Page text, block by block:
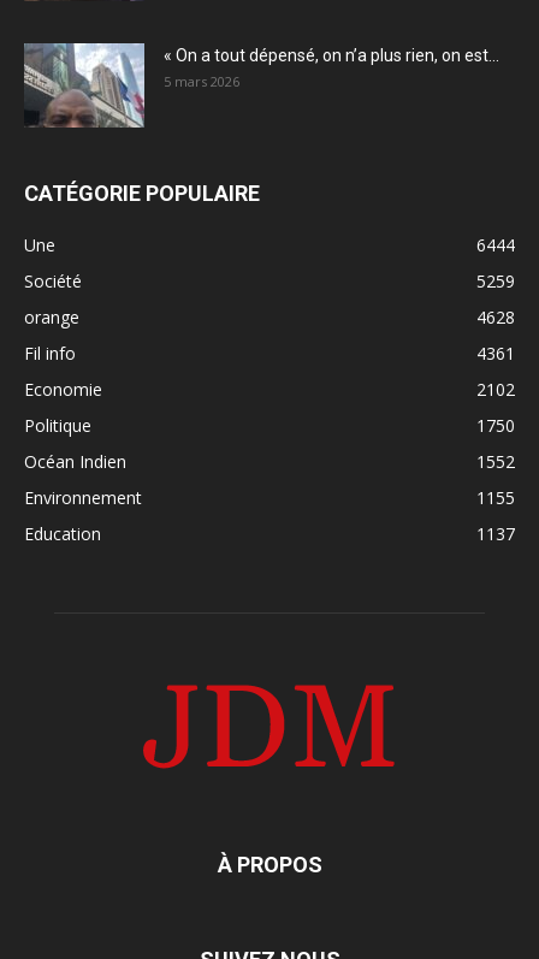
« On a tout dépensé, on n’a plus rien, on est...
5 mars 2026
CATÉGORIE POPULAIRE
Une
6444
Société
5259
orange
4628
Fil info
4361
Economie
2102
Politique
1750
Océan Indien
1552
Environnement
1155
Education
1137
À PROPOS